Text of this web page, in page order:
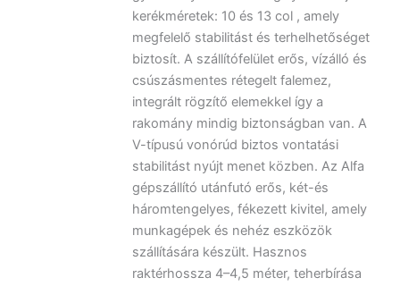
kerékméretek: 10 és 13 col , amely
megfelelő stabilitást és terhelhetőséget
biztosít. A szállítófelület erős, vízálló és
csúszásmentes rétegelt falemez,
integrált rögzítő elemekkel így a
rakomány mindig biztonságban van. A
V-típusú vonórúd biztos vontatási
stabilitást nyújt menet közben. Az Alfa
gépszállító utánfutó erős, két-és
háromtengelyes, fékezett kivitel, amely
munkagépek és nehéz eszközök
szállítására készült. Hasznos
raktérhossza 4–4,5 méter, teherbírása